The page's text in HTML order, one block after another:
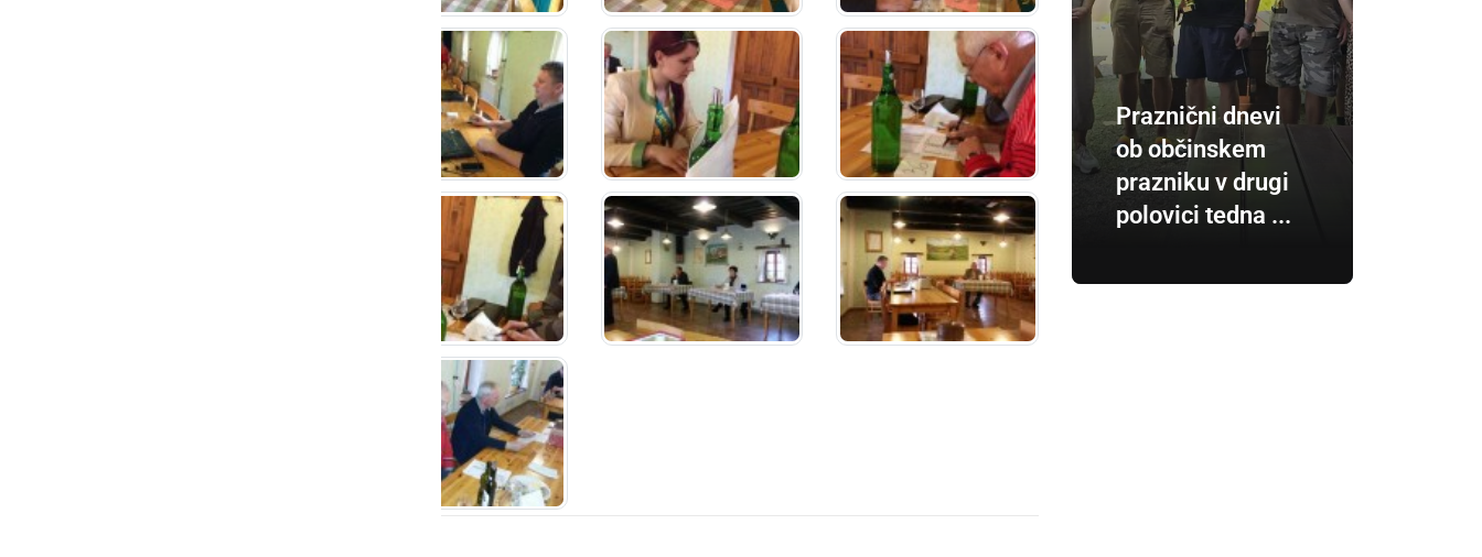
Praznični dnevi
ob občinskem
prazniku v drugi
polovici tedna ...